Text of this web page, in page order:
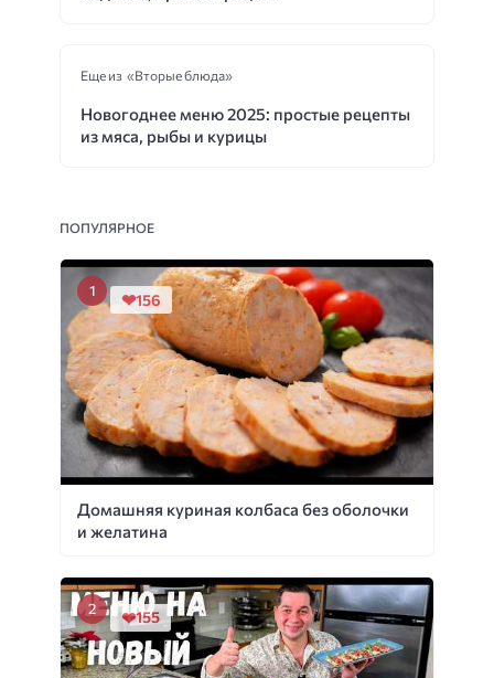
Еще из «Вторые блюда»
Новогоднее меню 2025: простые рецепты
из мяса, рыбы и курицы
ПОПУЛЯРНОЕ
Домашняя куриная колбаса без оболочки
и желатина
156
155